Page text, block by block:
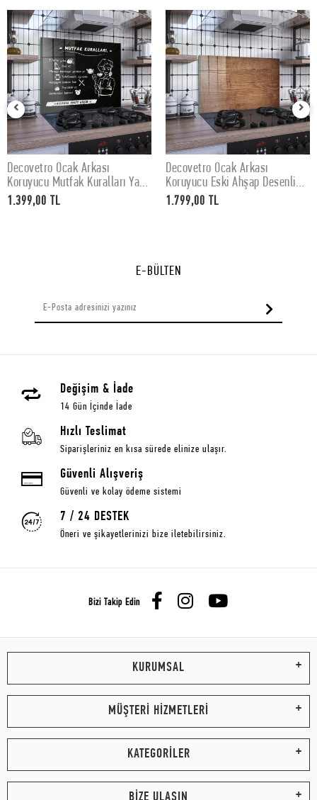
SEPETE EKLE
Decovetro Ocak Arkası
Koruyucu Mutfak Kuralları Yazı
Desenli 60x52Cm
1.399,00 TL
SEPETE EKLE
Decovetro Ocak Arkası
Koruyucu Eski Ahşap Desenli
76x50cm
1.799,00 TL
E-BÜLTEN
Değişim & İade
14 Gün İçinde İade
Hızlı Teslimat
Siparişleriniz en kısa sürede elinize ulaşır.
Güvenli Alışveriş
Güvenli ve kolay ödeme sistemi
7 / 24 DESTEK
Öneri ve şikayetlerinizi bize iletebilirsiniz.
Bizi Takip Edin
KURUMSAL
MÜŞTERİ HİZMETLERİ
KATEGORİLER
BİZE ULAŞIN